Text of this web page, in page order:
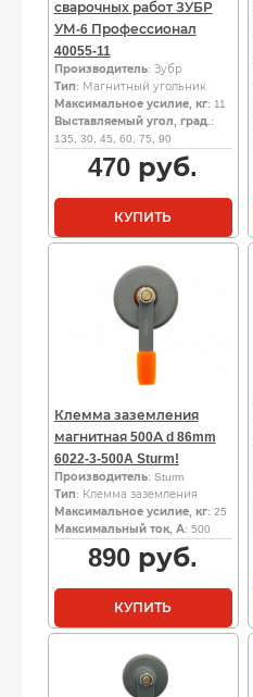
сварочных работ ЗУБР
УМ-6 Профессионал
40055-11
Производитель: Зубр
Тип: Магнитный угольник
Максимальное усилие, кг: 11
Выставляемый угол, град. :
135, 30, 45, 60, 75, 90
470 руб.
КУПИТЬ
Клемма заземления
магнитная 500А d 86mm
6022-3-500A Sturm!
Производитель: Sturm
Тип: Клемма заземления
Максимальное усилие, кг: 25
Максимальный ток, А: 500
890 руб.
КУПИТЬ